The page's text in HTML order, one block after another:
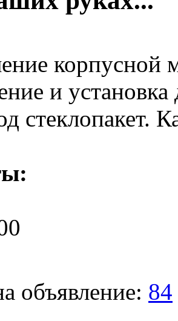
корпусной
и
стеклопакет.
объявление: 84